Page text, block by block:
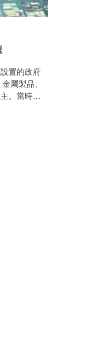
置的政府
屬製品、
。當時高
修配業將
造業，13
路」，豈